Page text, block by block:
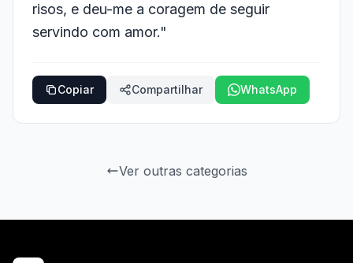
risos, e deu-me a coragem de seguir
servindo com amor."
Copiar Compartilhar WhatsApp
Ver outras categorias